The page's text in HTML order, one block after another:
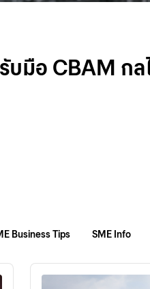
ยทาง ให้ธุรกิจ
มือ CBAM ก
บผู้เล่นรายให
ชิ้น เงินหายไปไ
และ
Business Tips SME Info